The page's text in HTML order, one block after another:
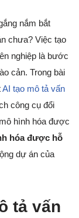
nắm bắt
chưa? Việc tạo
nghiệp là bước
cản. Trong bài
AI tạo mô tả vấn
công cụ đổi
hình hóa được
hóa được hỗ
dự án của
tả vấn